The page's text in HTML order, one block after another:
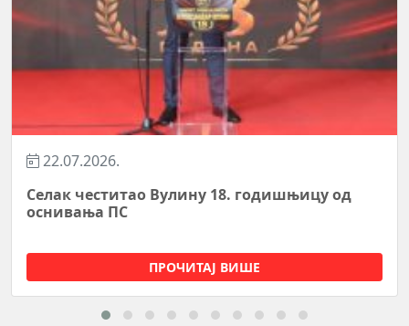
22.07.2026.
Селак честитао Вулину 18. годишњицу од
оснивања ПС
ПРОЧИТАЈ ВИШЕ